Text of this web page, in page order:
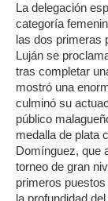
La delegación
categoría
las dos primeras
Luján se
tras completar
mostró una
culminó su
público
medalla de plata
Domínguez, que
torneo de gran
primeros